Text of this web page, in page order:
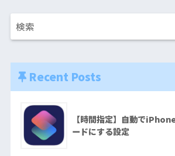
Recent Posts
【時間指定】自動で
ードにする設定